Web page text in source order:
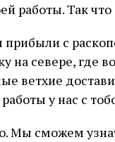
работы. Так
с
на севере, где
ветхие
у нас с
Мы сможем